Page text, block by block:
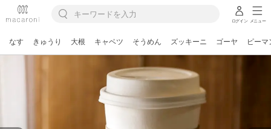
ログイン メニュー
なす きゅうり 大根 キャベツ そうめん ズッキーニ ゴーヤ ピーマ